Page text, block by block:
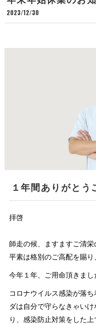
2023/12/30
１年間ありがとう
拝啓
師走の候、ますますご清栄
平素は格別のご高配を賜り
今年１年、ご用命頂きまし
コロナウイルス感染が落
ダは自分で守らなきゃい
り、感染防止対策をした